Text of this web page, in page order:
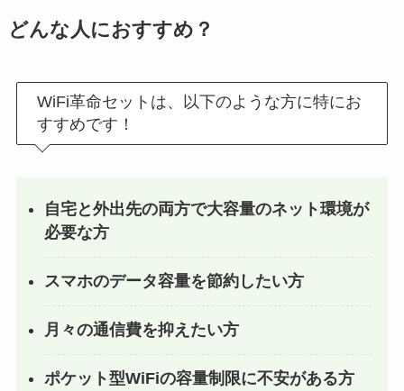
どんな人におすすめ？
WiFi革命セットは、以下のような方に特にお
すすめです！
自宅と外出先の両方で大容量のネット環境が
必要な方
スマホのデータ容量を節約したい方
月々の通信費を抑えたい方
ポケット型WiFiの容量制限に不安がある方